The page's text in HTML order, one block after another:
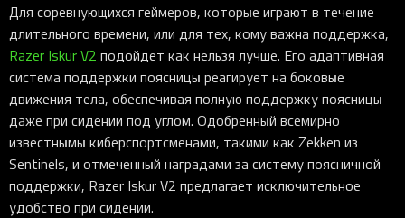
Для соревнующихся геймеров, которые играют в течение
длительного времени, или для тех, кому важна поддержка,
Razer Iskur V2 подойдет как нельзя лучше. Его адаптивная
система поддержки поясницы реагирует на боковые
движения тела, обеспечивая полную поддержку поясницы
даже при сидении под углом. Одобренный всемирно
известнымы киберспортсменами, такими как Zekken из
Sentinels, и отмеченный наградами за систему поясничной
поддержки, Razer Iskur V2 предлагает исключительное
удобство при сидении.